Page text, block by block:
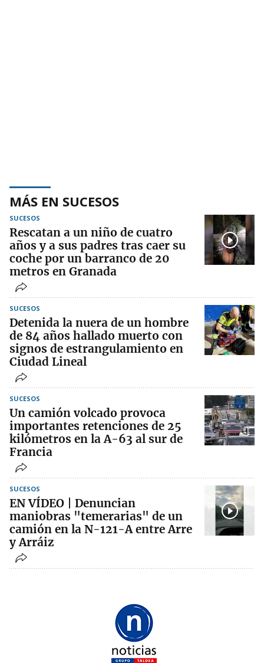
MÁS EN SUCESOS
SUCESOS
Rescatan a un niño de cuatro
años y a sus padres tras caer su
coche por un barranco de 20
metros en Granada
SUCESOS
Detenida la nuera de un hombre
de 84 años hallado muerto con
signos de estrangulamiento en
Ciudad Lineal
SUCESOS
Un camión volcado provoca
importantes retenciones de 25
kilómetros en la A-63 al sur de
Francia
SUCESOS
EN VÍDEO | Denuncian
maniobras "temerarias" de un
camión en la N-121-A entre Arre
y Arráiz